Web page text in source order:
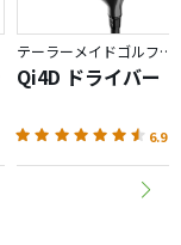
テーラーメイドゴルフ／Qi4D
Qi4D ドライバー
6.9